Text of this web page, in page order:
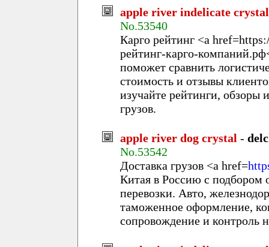
apple river indelicate crystal
No.53540
Карго рейтинг <a
рейтинг-карго-
поможет сравнить
стоимость и отзывы
изучайте рейтинги, обзоры
грузов.
apple river dog crystal -
No.53542
Доставка грузов <a href=
Китая в Россию с подбором
перевозки. Авто,
таможенное оформление,
сопровождение и контроль